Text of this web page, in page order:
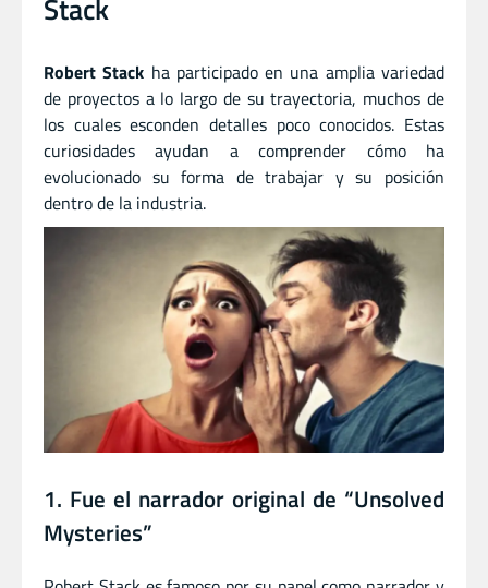
Stack
Robert Stack ha participado en una amplia variedad
de proyectos a lo largo de su trayectoria, muchos de
los cuales esconden detalles poco conocidos. Estas
curiosidades ayudan a comprender cómo ha
evolucionado su forma de trabajar y su posición
dentro de la industria.
1. Fue el narrador original de “Unsolved
Mysteries”